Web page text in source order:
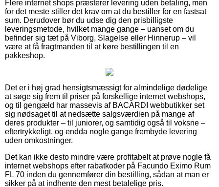
Flere internet shops præsterer levering uden betaling, men
for det meste stiller det krav om at du bestiller for en fastsat
sum. Derudover bør du udse dig den prisbilligste
leveringsmetode, hvilket mange gange – uanset om du
befinder sig tæt på Viborg, Slagelse eller Hinnerup – vil
være at få fragtmanden til at køre bestillingen til en
pakkeshop.
Det er i høj grad hensigtsmæssigt for almindelige dødelige
at søge sig frem til priser på forskellige internet webshops,
og til gengæld har massevis af BACARDI webbutikker set
sig nødsaget til at nedsætte salgsværdien på mange af
deres produkter – til juniorer, og samtidig også til voksne –
eftertrykkeligt, og endda nogle gange frembyde levering
uden omkostninger.
Det kan ikke desto mindre være profitabelt at prøve nogle få
internet webshops efter rabatkoder på Facundo Eximo Rum
FL 70 inden du gennemfører din bestilling, sådan at man er
sikker på at indhente den mest betalelige pris.